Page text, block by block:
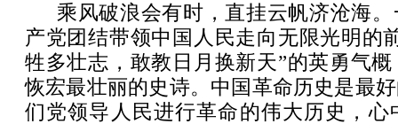
乘风破浪会有时，直挂云帆济沧海
产党团结带领中国人民走向无限光明的
牲多壮志，敢教日月换新天”的英勇气
恢宏最壮丽的史诗。中国革命历史是最
们党领导人民进行革命的伟大历史，心